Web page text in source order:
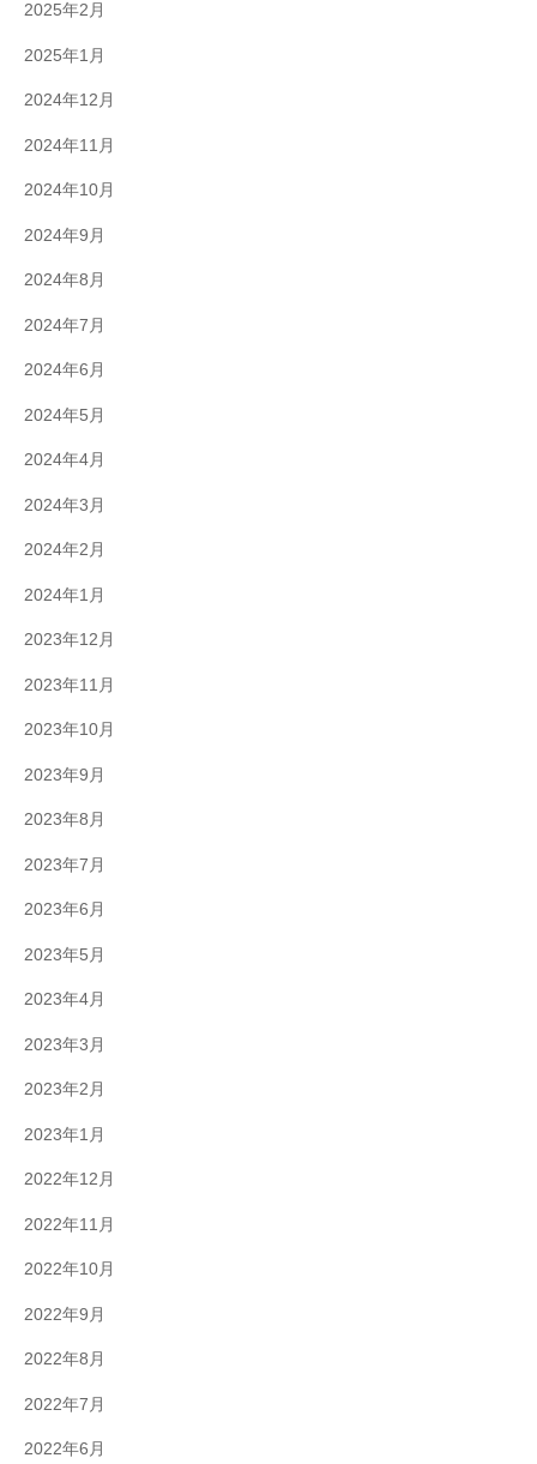
2025年2月
2025年1月
2024年12月
2024年11月
2024年10月
2024年9月
2024年8月
2024年7月
2024年6月
2024年5月
2024年4月
2024年3月
2024年2月
2024年1月
2023年12月
2023年11月
2023年10月
2023年9月
2023年8月
2023年7月
2023年6月
2023年5月
2023年4月
2023年3月
2023年2月
2023年1月
2022年12月
2022年11月
2022年10月
2022年9月
2022年8月
2022年7月
2022年6月